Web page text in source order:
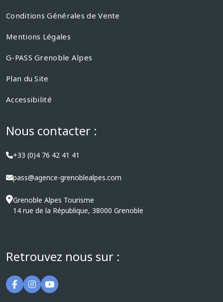
Conditions Générales de Vente
Mentions Légales
G-PASS Grenoble Alpes
Plan du Site
Accessibilité
Nous contacter :
+33 (0)4 76 42 41 41
pass@agence-grenoblealpes.com
Grenoble Alpes Tourisme
14 rue de la République, 38000 Grenoble
Retrouvez nous sur :